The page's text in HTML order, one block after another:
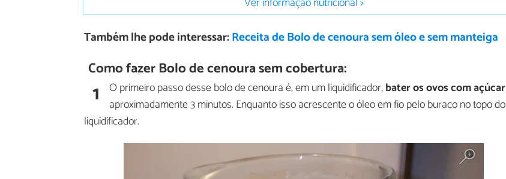
Também lhe pode interessar:Receita de Bolo de cenoura sem óleo e sem manteiga
Como fazer Bolo de cenoura sem cobertura:
1 O primeiro passo desse bolo de cenoura é, em um liquidificador,bater os ovos com açúcar
aproximadamente 3 minutos. Enquanto isso acrescente o óleo em fio pelo buraco no topo do
liquidificador.